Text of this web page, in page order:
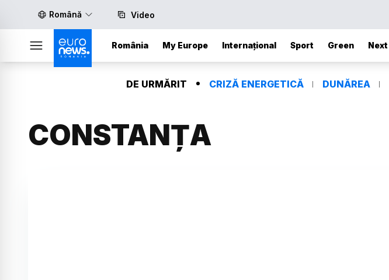
Română Video
România My Europe Internațional Sport Green Next
DE URMĂRIT CRIZĂ ENERGETICĂ DUNĂREA
CONSTANȚA